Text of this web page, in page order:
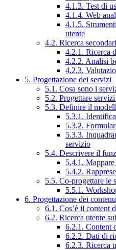
4.1.3. Test di
4.1.4. Web
4.1.5.
utente
4.2. Ricerca
4.2.1. Ricerca
4.2.2. Analisi
4.2.3.
5. Progettazione dei servizi
5.1. Cosa sono i
5.2. Progettare
5.3. Definire il
5.3.1.
5.3.2.
5.3.3.
servizio
5.4. Descrivere il
5.4.1. Mappare
5.4.2.
5.5. Co-progettare le
5.5.1.
6. Progettazione dei
6.1. Cos’è il content
6.2. Ricerca utente
6.2.1. Content
6.2.2. Dati di
6.2.3. Ricerca